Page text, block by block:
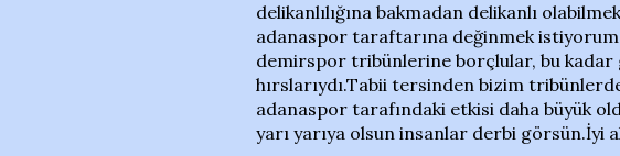
delikanlılığına bakmadan delikanlı
adanaspor taraftarına değinmek
demirspor tribünlerine borçlular, bu kadar
hırslarıydı.Tabii tersinden bizim
adanaspor tarafındaki etkisi daha büyük
yarı yarıya olsun insanlar derbi görsün.İyi